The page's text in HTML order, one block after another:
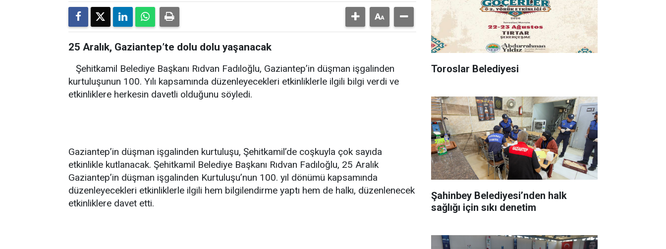
25 Aralık, Gaziantep’te dolu dolu yaşanacak
Şehitkamil Belediye Başkanı Rıdvan Fadıloğlu, Gaziantep’in düşman işgalinden
kurtuluşunun 100. Yılı kapsamında düzenleyecekleri etkinliklerle ilgili bilgi verdi ve
etkinliklere herkesin davetli olduğunu söyledi.
Gaziantep’in düşman işgalinden kurtuluşu, Şehitkamil’de coşkuyla çok sayıda
etkinlikle kutlanacak. Şehitkamil Belediye Başkanı Rıdvan Fadıloğlu, 25 Aralık
Gaziantep’in düşman işgalinden Kurtuluşu’nun 100. yıl dönümü kapsamında
düzenleyecekleri etkinliklerle ilgili hem bilgilendirme yaptı hem de halkı, düzenlenecek
etkinliklere davet etti.
Toroslar Belediyesi
Şahinbey Belediyesi’nden halk
sağlığı için sıkı denetim